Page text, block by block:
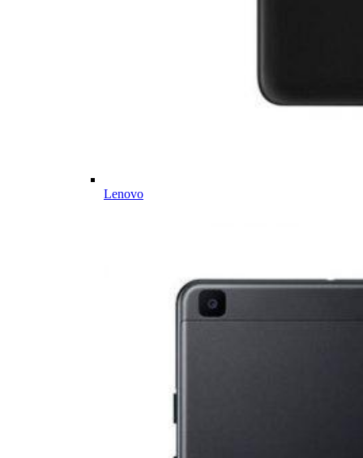
Lenovo